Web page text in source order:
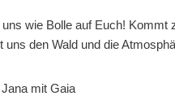
wie Bolle auf Euch! Kommt
uns den Wald und die
mit Gaia